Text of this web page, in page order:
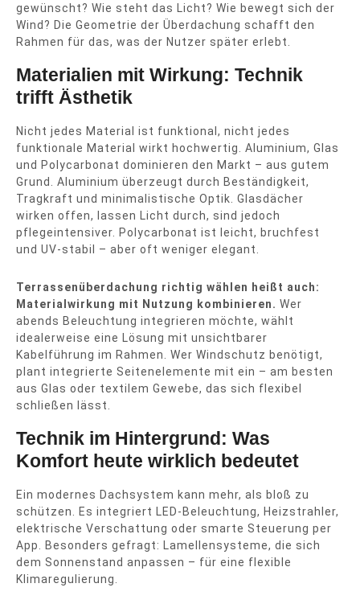
gewünscht? Wie steht das Licht? Wie bewegt sich der
Wind? Die Geometrie der Überdachung schafft den
Rahmen für das, was der Nutzer später erlebt.
Materialien mit Wirkung: Technik
trifft Ästhetik
Nicht jedes Material ist funktional, nicht jedes
funktionale Material wirkt hochwertig. Aluminium, Glas
und Polycarbonat dominieren den Markt – aus gutem
Grund. Aluminium überzeugt durch Beständigkeit,
Tragkraft und minimalistische Optik. Glasdächer
wirken offen, lassen Licht durch, sind jedoch
pflegeintensiver. Polycarbonat ist leicht, bruchfest
und UV-stabil – aber oft weniger elegant.
Terrassenüberdachung richtig wählen heißt auch:
Materialwirkung mit Nutzung kombinieren. Wer
abends Beleuchtung integrieren möchte, wählt
idealerweise eine Lösung mit unsichtbarer
Kabelführung im Rahmen. Wer Windschutz benötigt,
plant integrierte Seitenelemente mit ein – am besten
aus Glas oder textilem Gewebe, das sich flexibel
schließen lässt.
Technik im Hintergrund: Was
Komfort heute wirklich bedeutet
Ein modernes Dachsystem kann mehr, als bloß zu
schützen. Es integriert LED-Beleuchtung, Heizstrahler,
elektrische Verschattung oder smarte Steuerung per
App. Besonders gefragt: Lamellensysteme, die sich
dem Sonnenstand anpassen – für eine flexible
Klimaregulierung.